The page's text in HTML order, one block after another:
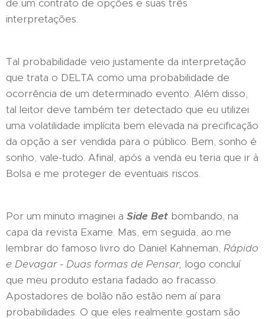
de um contrato de opções e suas três
interpretações.
Tal probabilidade veio justamente da interpretação
que trata o DELTA como uma probabilidade de
ocorrência de um determinado evento. Além disso,
tal leitor deve também ter detectado que eu utilizei
uma volatilidade implícita bem elevada na precificação
da opção a ser vendida para o público. Bem, sonho é
sonho, vale-tudo. Afinal, após a venda eu teria que ir à
Bolsa e me proteger de eventuais riscos.
Por um minuto imaginei a Side Bet bombando, na
capa da revista Exame. Mas, em seguida, ao me
lembrar do famoso livro do Daniel Kahneman, Rápido
e Devagar - Duas formas de Pensar, logo concluí
que meu produto estaria fadado ao fracasso.
Apostadores de bolão não estão nem aí para
probabilidades. O que eles realmente gostam são